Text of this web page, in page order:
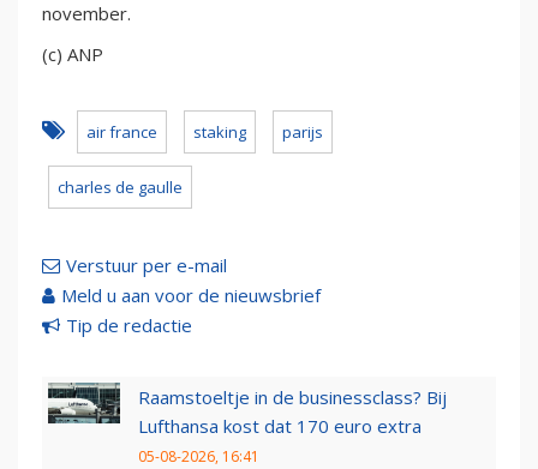
november.
(c) ANP
air france staking parijs
charles de gaulle
Verstuur per e-mail
Meld u aan voor de nieuwsbrief
Tip de redactie
Raamstoeltje in de businessclass? Bij
Lufthansa kost dat 170 euro extra
05-08-2026, 16:41